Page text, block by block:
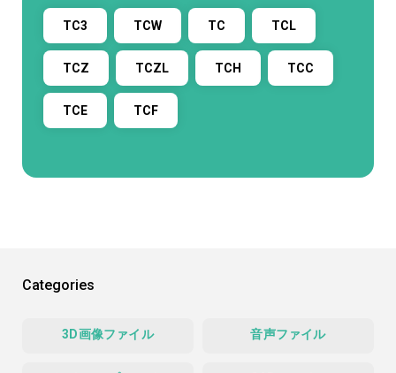
TC3 TCW TC TCL
TCZ TCZL TCH TCC
TCE TCF
Categories
3D画像ファイル 音声ファイル